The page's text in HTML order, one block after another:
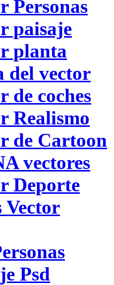
Personas
paisaje
planta
del vector
de coches
Realismo
de Cartoon
vectores
Deporte
Vector
Psd